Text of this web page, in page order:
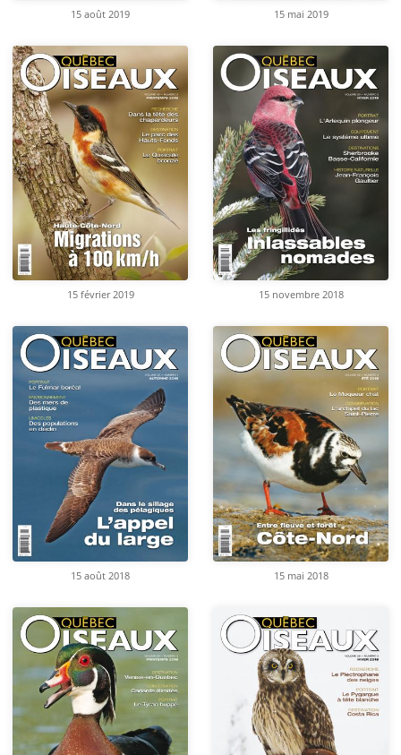
15 août 2019 15 mai 2019
15 février 2019 15 novembre 2018
15 août 2018 15 mai 2018